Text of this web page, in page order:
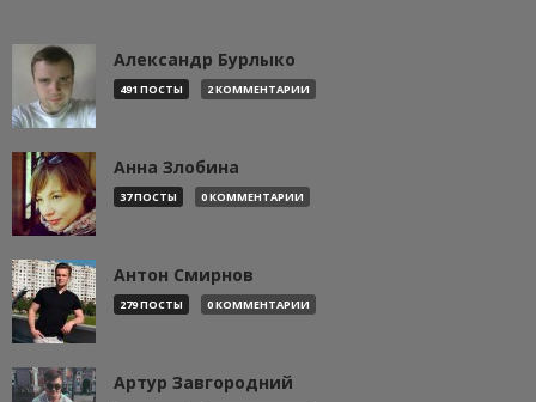
Александр Бурлыко
491 ПОСТЫ 2 КОММЕНТАРИИ
Анна Злобина
37 ПОСТЫ 0 КОММЕНТАРИИ
Антон Смирнов
279 ПОСТЫ 0 КОММЕНТАРИИ
Артур Завгородний